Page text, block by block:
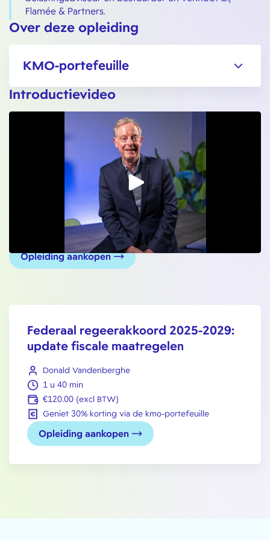
Flamée & Partners.
Over deze opleiding
KMO-portefeuille
Introductievideo
Opleiding aankopen
Federaal regeerakkoord 2025-2029:
update fiscale maatregelen
Donald Vandenberghe
1 u 40 min
€120.00 (excl BTW)
Geniet 30% korting via de kmo-portefeuille
Opleiding aankopen